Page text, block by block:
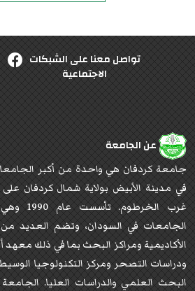
تواصل معنا على الشبكات
الاجتماعية
عن الجامعة
جامعة كردفان هي واحدة من أكبر
غرب
الجامعات في السودان، وتضم العديد
الأكاديمية ومراكز البحث بما في ذلك
ودراسات التصحر ومركز التكنولوجيا
البحث العلمي والدراسات العليا.